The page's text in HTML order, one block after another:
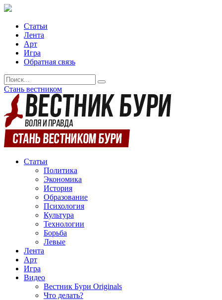
Статьи
Лента
Арт
Игра
Обратная связь
Стань вестником
Статьи
Политика
Экономика
История
Образование
Психология
Культура
Технологии
Борьба
Левые
Лента
Арт
Игра
Видео
Вестник Бури Originals
Что делать?